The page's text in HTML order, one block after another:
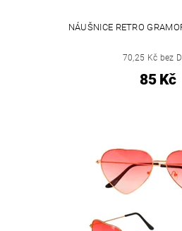
NÁUŠNICE RETRO
70,25 Kč bez
85 Kč